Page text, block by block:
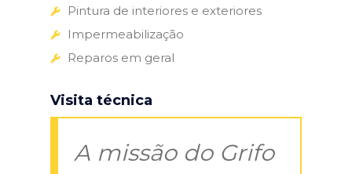
Pintura de interiores e exteriores
Impermeabilização
Reparos em geral
Visita técnica
A missão do Grifo